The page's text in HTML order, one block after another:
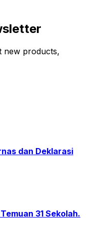
new products,
dan Deklarasi
31 Sekolah.